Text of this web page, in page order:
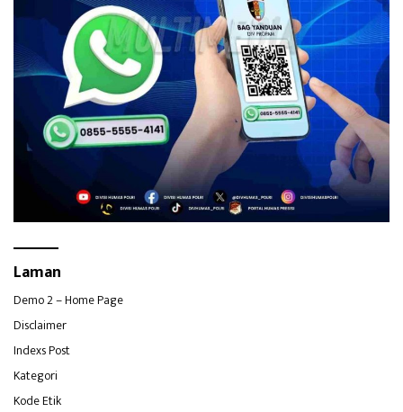
Laman
Demo 2 – Home Page
Disclaimer
Indexs Post
Kategori
Kode Etik